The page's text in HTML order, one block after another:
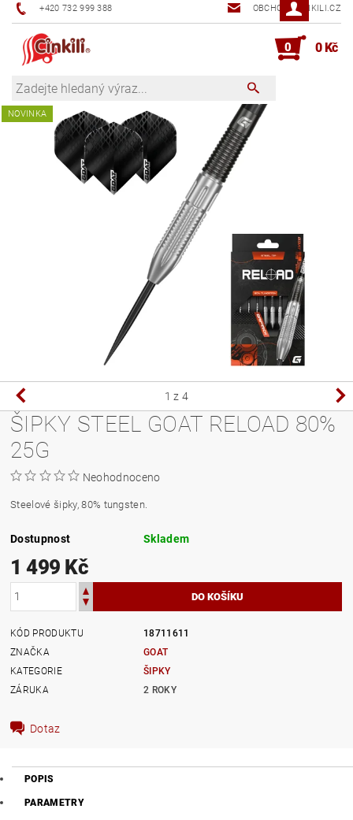
+420 732 999 388 OBCHOD@CINKILI.CZ
0 0 Kč
NOVINKA
1 z 4
ŠIPKY STEEL GOAT RELOAD 80%
25G
Neohodnoceno
Steelové šipky, 80% tungsten.
Dostupnost Skladem
1 499 Kč
KÓD PRODUKTU
18711611
ZNAČKA
GOAT
KATEGORIE
ŠIPKY
ZÁRUKA
2 ROKY
Dotaz
POPIS
PARAMETRY